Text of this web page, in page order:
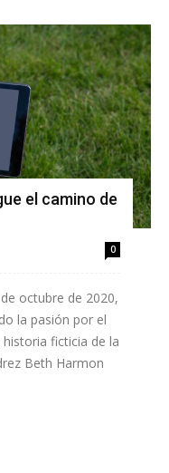
el camino de
0
octubre de 2020,
la pasión por el
ficticia de la
Beth Harmon